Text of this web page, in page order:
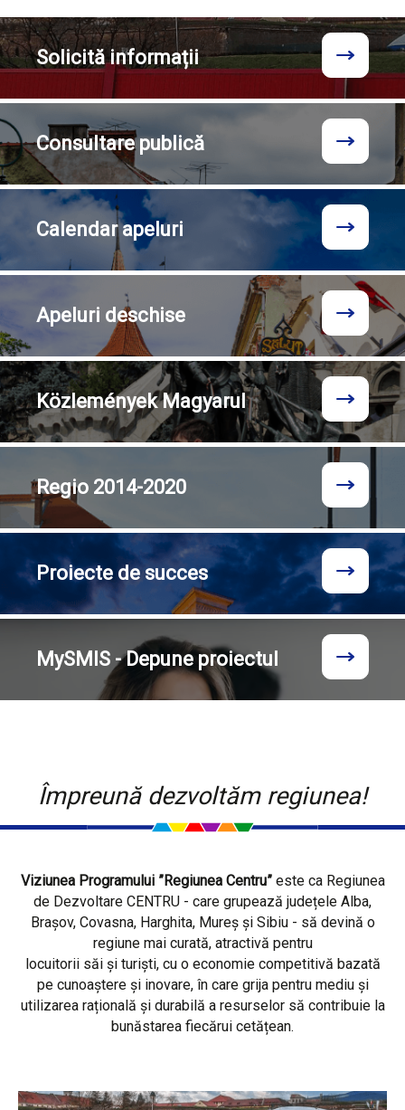
Solicităinformații
Consultarepublică
Calendarapeluri
Apeluri deschise
KözleményekMagyarul
Regio 2014-2020
Proiecte de succes
MySMIS - Depune proiectul
Împreună dezvoltăm regiunea!
Viziunea Programului ”Regiunea Centru”este ca Regiunea
de Dezvoltare CENTRU - care grupează județele Alba,
Brașov, Covasna, Harghita, Mureș și Sibiu - să devină o
regiune mai curată, atractivă pentru
locuitorii săi și turiști, cu o economie competitivă bazată
pe cunoaștere și inovare, în care grija pentru mediu și
utilizarea rațională și durabilă a resurselor să contribuie la
bunăstarea fiecărui cetățean.